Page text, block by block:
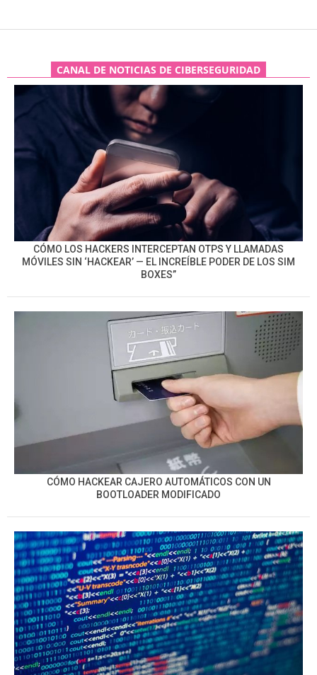
CANAL DE NOTICIAS DE CIBERSEGURIDAD
CÓMO LOS HACKERS INTERCEPTAN OTPS Y LLAMADAS
MÓVILES SIN ‘HACKEAR’ — EL INCREÍBLE PODER DE LOS SIM
BOXES”
CÓMO HACKEAR CAJERO AUTOMÁTICOS CON UN
BOOTLOADER MODIFICADO